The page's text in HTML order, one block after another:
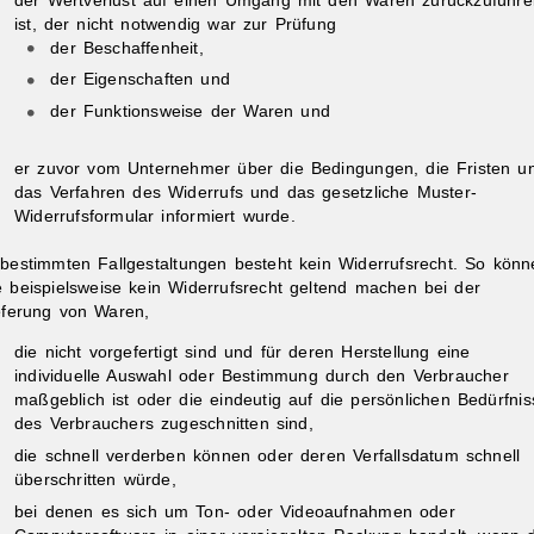
ist, der nicht notwendig war zur Prüfung
der Beschaffenheit,
der Eigenschaften und
der Funktionsweise der Waren und
er zuvor vom Unternehmer über die Bedingungen, die Fristen
das Verfahren des Widerrufs und das gesetzliche Muster-
Widerrufsformular informiert wurde.
bestimmten Fallgestaltungen besteht kein Widerrufsrecht. So
beispielsweise kein Widerrufsrecht geltend machen bei der
von Waren,
die nicht vorgefertigt sind und für deren Herstellung eine
individuelle Auswahl oder Bestimmung durch den Verbraucher
maßgeblich ist oder die eindeutig auf die persönlichen
des Verbrauchers zugeschnitten sind,
die schnell verderben können oder deren Verfallsdatum schnell
überschritten würde,
bei denen es sich um Ton- oder Videoaufnahmen oder